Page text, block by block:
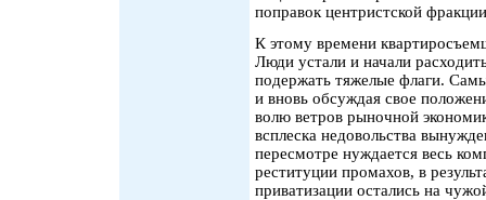
поправок центристской
К этому времени
Люди устали и начали
подержать тяжелые флаги.
и вновь обсуждая свое
волю ветров рыночной
всплеска недовольства
пересмотре нуждается весь
реституции промахов, в
приватизации остались на